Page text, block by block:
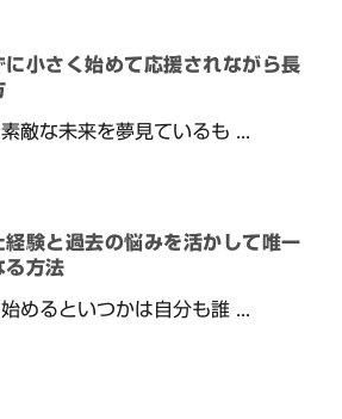
小さく始めて応援されながら長
敵な未来を夢見ているも ...
経験と過去の悩みを活かして唯一
る方法
めるといつかは自分も誰 ...